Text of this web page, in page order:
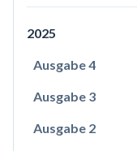
2025
Ausgabe 4
Ausgabe 3
Ausgabe 2